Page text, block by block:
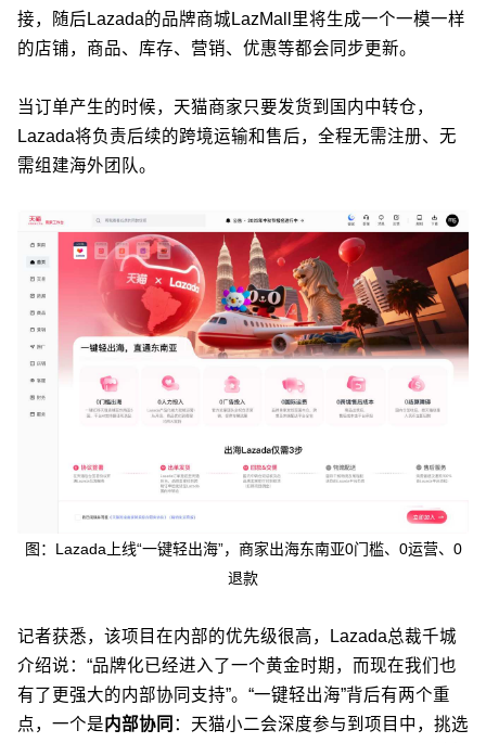
接，随后Lazada的品牌商城LazMall里将生成一个一模一样
的店铺，商品、库存、营销、优惠等都会同步更新。
当订单产生的时候，天猫商家只要发货到国内中转仓，
Lazada将负责后续的跨境运输和售后，全程无需注册、无
需组建海外团队。
图：Lazada上线“一键轻出海”，商家出海东南亚0门槛、0运营、0
退款
记者获悉，该项目在内部的优先级很高，Lazada总裁千城
介绍说：“品牌化已经进入了一个黄金时期，而现在我们也
有了更强大的内部协同支持”。“一键轻出海”背后有两个重
点，一个是内部协同 ：天猫小二会深度参与到项目中，挑选